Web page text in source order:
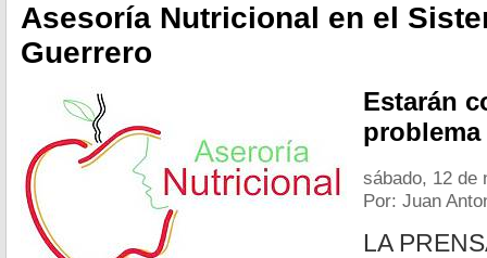
Asesoría Nutricional en el
Guerrero
Estarán
sábado, 12 de
Por: Juan
LA